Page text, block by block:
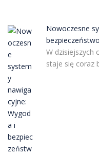
Nowoczesne
W dzisiejszych
staje się coraz